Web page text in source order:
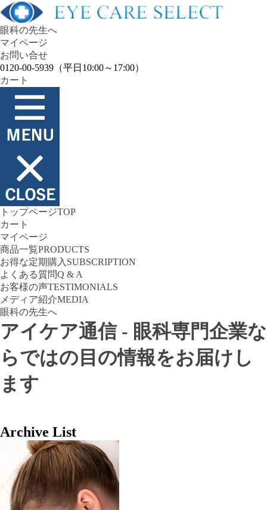
眼科の先生へ
マイページ
お問い合せ
0120-00-5939 （平日10:00～17:00）
カート
トップページTOP
カート
マイページ
商品一覧PRODUCTS
お得な定期購入 SUBSCRIPTION
よくある質問Q & A
お客様の声TESTIMONIALS
メディア紹介MEDIA
眼科の先生へ
アイケア通信 - 眼科専門企業な
らではの目の情報をお届けし
ます
Archive List